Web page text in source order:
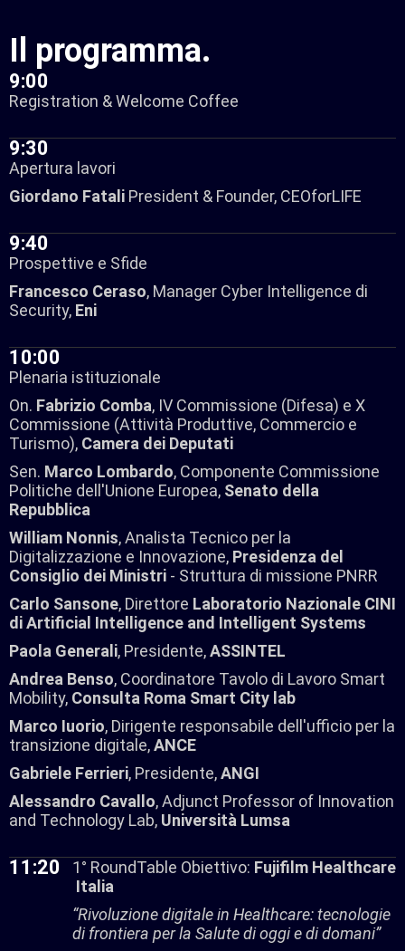
Il programma.
9:00
Registration & Welcome Coffee
9:30
Apertura lavori​
Giordano Fatali President & Founder, CEOforLIFE
9:40
Prospettive e Sfide​
Francesco Ceraso, Manager Cyber Intelligence di
Security, Eni
10:00
Plenaria istituzionale​
On. Fabrizio Comba, IV Commissione (Difesa) e X
Commissione (Attività Produttive, Commercio e
Turismo), Camera dei Deputati
Sen. Marco Lombardo, Componente Commissione
Politiche dell'Unione Europea, Senato della
Repubblica
William Nonnis, Analista Tecnico per la
Digitalizzazione e Innovazione, Presidenza del
Consiglio dei Ministri - Struttura di missione PNRR
Carlo Sansone, Direttore Laboratorio Nazionale CINI
di Artificial Intelligence and Intelligent Systems
Paola Generali, Presidente,ASSINTEL
Andrea Benso, Coordinatore Tavolo di Lavoro Smart
Mobility, Consulta Roma Smart City lab
Marco Iuorio, Dirigente responsabile dell'ufficio per la
transizione digitale,ANCE
Gabriele Ferrieri, Presidente,ANGI
Alessandro Cavallo, Adjunct Professor of Innovation
and Technology Lab, Università Lumsa
11:20 1° RoundTable Obiettivo: Fujifilm Healthcare
Italia
“Rivoluzione digitale in Healthcare: tecnologie
di frontiera per la Salute di oggi e di domani”